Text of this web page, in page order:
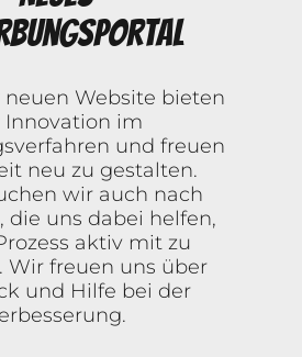
neuen Website bieten
Innovation im
und freuen
neu zu gestalten.
wir auch nach
die uns dabei helfen,
aktiv mit zu
Wir freuen uns über
und Hilfe bei der